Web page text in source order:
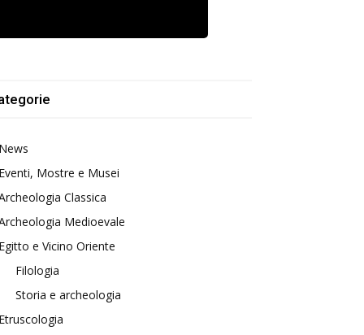
Mostre e Musei
Classica
Medioevale
e Vicino Oriente
Filologia
Storia e archeologia